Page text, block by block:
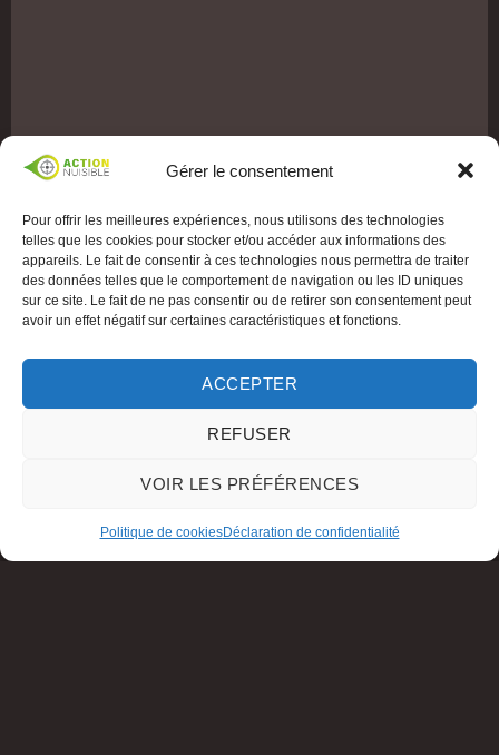
Gérer le consentement
Pour offrir les meilleures expériences, nous utilisons des technologies
telles que les cookies pour stocker et/ou accéder aux informations des
appareils. Le fait de consentir à ces technologies nous permettra de traiter
des données telles que le comportement de navigation ou les ID uniques
sur ce site. Le fait de ne pas consentir ou de retirer son consentement peut
avoir un effet négatif sur certaines caractéristiques et fonctions.
ACCEPTER
REFUSER
VOIR LES PRÉFÉRENCES
Politique de cookiesDéclaration de confidentialité